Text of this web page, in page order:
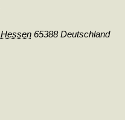
Hessen 65388 Deutschland